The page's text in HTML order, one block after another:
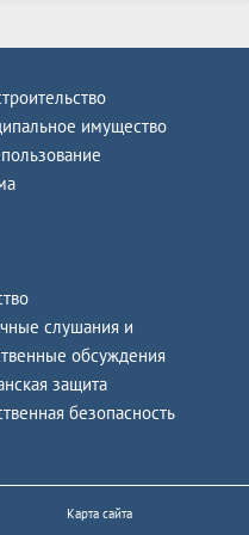
имущество
слушания и
обсуждения
защита
безопасность
Карта сайта